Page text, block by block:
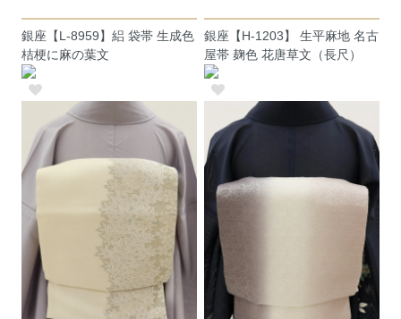
銀座【L-8959】絽 袋帯 生成色
桔梗に麻の葉文
銀座【H-1203】 生平麻地 名古
屋帯 麹色 花唐草文（長尺）